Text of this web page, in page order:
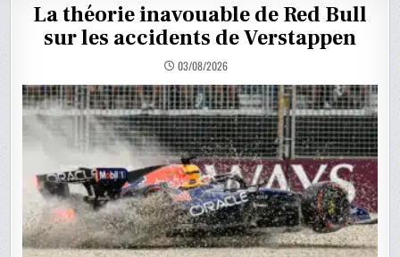
La théorie inavouable de Red Bull
sur les accidents de Verstappen
03/08/2026